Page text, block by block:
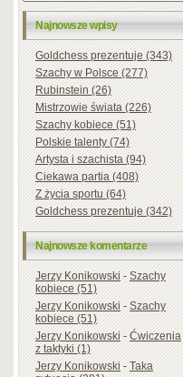
Najnowsze wpisy
Goldchess prezentuje (343)
Szachy w Polsce (277)
Rubinstein (26)
Mistrzowie świata (226)
Szachy kobiece (51)
Polskie talenty (74)
Artysta i szachista (94)
Ciekawa partia (408)
Z życia sportu (64)
Goldchess prezentuje (342)
Najnowsze komentarze
Jerzy Konikowski-Szachy
kobiece (51)
Jerzy Konikowski-Szachy
kobiece (51)
Jerzy Konikowski-Ćwiczenia
z taktyki (1)
Jerzy Konikowski-Taka